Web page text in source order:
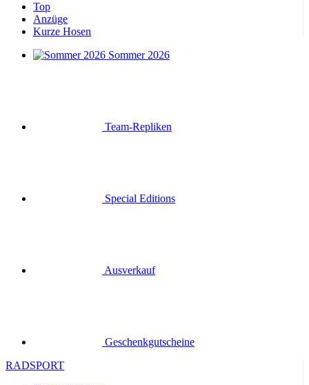
Top
Anzüge
Kurze Hosen
Sommer 2026
Trikots Langarm
Kurze Hosen